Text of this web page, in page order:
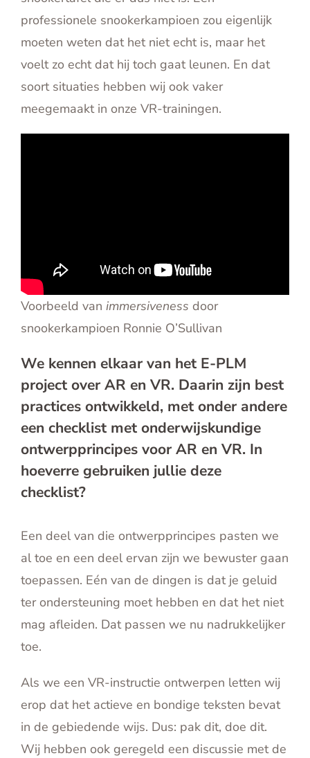
professionele snookerkampioen zou eigenlijk
moeten weten dat het niet echt is, maar het
voelt zo echt dat hij toch gaat leunen. En dat
soort situaties hebben wij ook vaker
meegemaakt in onze VR-trainingen.
Voorbeeld van immersiveness door
snookerkampioen Ronnie O’Sullivan
We kennen elkaar van het E-PLM
project over AR en VR. Daarin zijn best
practices ontwikkeld, met onder andere
een checklist met onderwijskundige
ontwerpprincipes voor AR en VR. In
hoeverre gebruiken jullie deze
checklist?
Een deel van die ontwerpprincipes pasten we
al toe en een deel ervan zijn we bewuster gaan
toepassen. Eén van de dingen is dat je geluid
ter ondersteuning moet hebben en dat het niet
mag afleiden. Dat passen we nu nadrukkelijker
toe.
Als we een VR-instructie ontwerpen letten wij
erop dat het actieve en bondige teksten bevat
in de gebiedende wijs. Dus: pak dit, doe dit.
Wij hebben ook geregeld een discussie met de